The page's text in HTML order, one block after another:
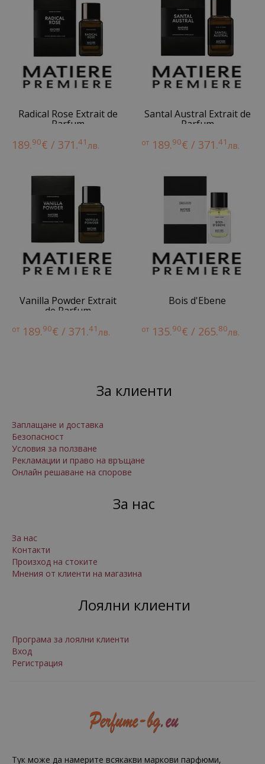
Radical Rose Extrait de
Parfum
189.90€ / 371.41лв.
Santal Austral Extrait de
Parfum
от 189.90€ / 371.41лв.
Vanilla Powder Extrait
de Parfum
от 189.90€ / 371.41лв.
Bois d'Ebene
от 135.90€ / 265.80лв.
За клиенти
Заплащане и доставка
Безопасност
Условия за ползване
Рекламации и право на връщане
Онлайн решаване на спорове
За нас
За нас
Контакти
Произход на стоките
Мнения от клиенти на магазина
Лоялни клиенти
Програма за лоялни клиенти
Вход
Регистрация
Тук може да намерите всякакви маркови парфюми,